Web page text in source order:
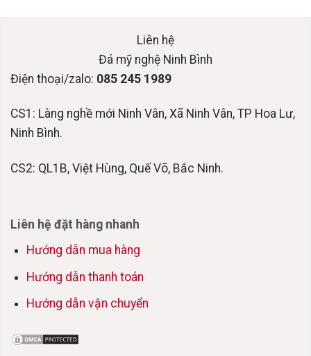
Liên hệ
Đá mỹ nghệ Ninh Bình
Điện thoại/zalo: 085 245 1989
CS1: Làng nghề mới Ninh Vân, Xã Ninh Vân, TP Hoa Lư,
Ninh Bình.
CS2: QL1B, Việt Hùng, Quế Võ, Bắc Ninh.
Liên hệ đặt hàng nhanh
Hướng dẫn mua hàng
Hướng dẫn thanh toán
Hướng dẫn vận chuyển